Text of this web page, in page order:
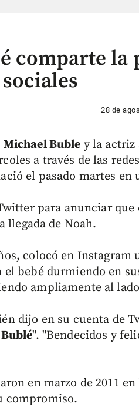
comparte la
28 de
Michael Buble y la
a través de las
el pasado martes en
para anunciar que
llegada de Noah.
colocó en Instagram
el bebé durmiendo en
ampliamente al
dijo en su cuenta de
". "Bendecidos y
en marzo de 2011
compromiso.